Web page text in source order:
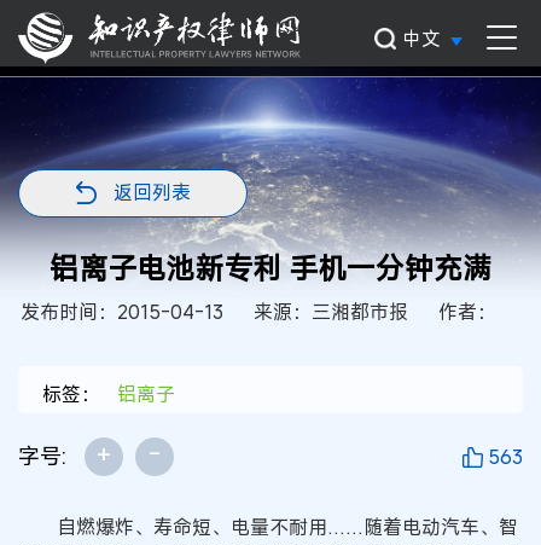
中文
返回列表
铝离子电池新专利 手机一分钟充满
发布时间：2015-04-13 来源：三湘都市报 作者：
标签： 铝离子
字号: + - 563
自燃爆炸、寿命短、电量不耐用……随着电动汽车、智